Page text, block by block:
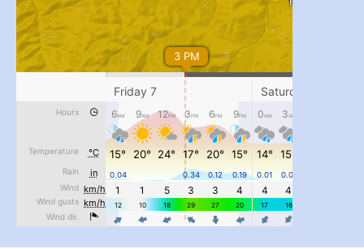
#PipIvanToday
#PipIvanWeather
...
pimrec_project